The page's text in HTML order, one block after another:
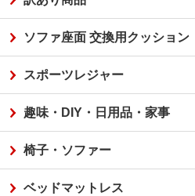
ソファ座面 交換用クッション
スポーツレジャー
趣味・DIY・日用品・家事
椅子・ソファー
ベッドマットレス